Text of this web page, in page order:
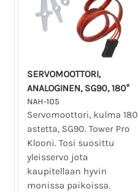
SERVOMOOTTORI,
ANALOGINEN, SG90, 180°
NAH-105
Servomoottori, kulma 180
astetta, SG90. Tower Pro
Klooni. Tosi suosittu
yleisservo jota
kaupitellaan hyvin
monissa paikoissa.